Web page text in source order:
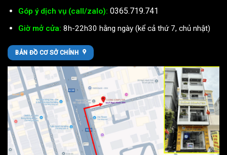
Góp ý dịch vụ (call/zalo): 0365.719.741
Giờ mở cửa: 8h-22h30 hằng ngày (kể cả thứ 7, chủ nhật)
BẢN ĐỒ CƠ SỞ CHÍNH